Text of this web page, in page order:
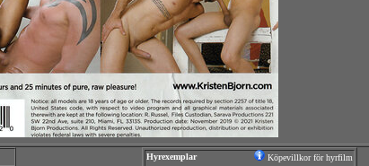
Hyrexemplar Köpevillkor för hyrfilm